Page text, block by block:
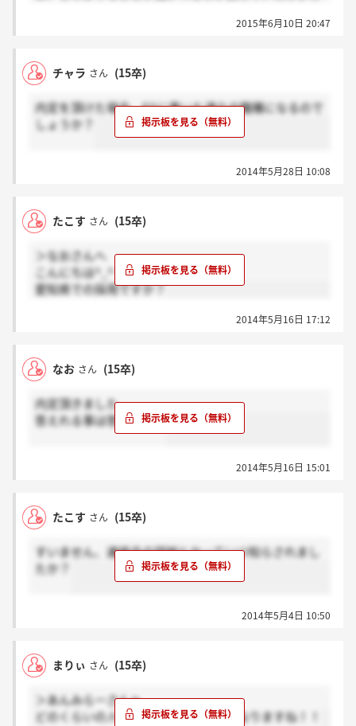
それと、一般常識のテストの難易度はどのような感じ
お願いいたします。
2015年6月10日 20:47
チャラ さん (15卒)
内定を頂けた場合、ESに書いた通りの職種になるので
しょうか？
2014年5月28日 10:08
たこす さん (15卒)
＞なおさんへ
こんにちは^_^
愛知県での採用ですか？
2014年5月16日 17:12
なお さん (15卒)
内定頂きました
答えれる事は答えます！
2014年5月16日 15:01
たこす さん (15卒)
すいません、連絡会の詳細とかっていつ知らされまし
たか？
2014年5月4日 10:50
まりぃ さん (15卒)
＞あんみらーさんへ
どのくらいの人が参加されるのか気になりますね！！